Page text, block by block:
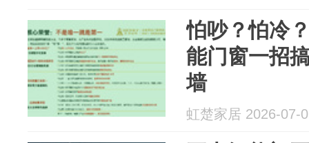
怕吵？怕冷
能门窗一招
墙
虹楚家居 2026-07-